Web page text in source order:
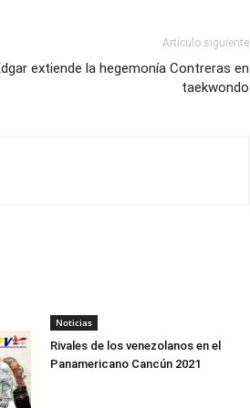
Artículo siguiente
extiende la hegemonía Contreras en
taekwondo
Noticias
Rivales de los venezolanos en el
Panamericano Cancún 2021